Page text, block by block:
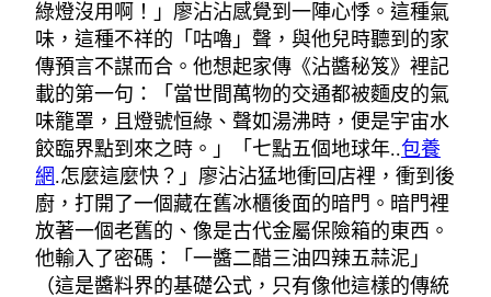
綠燈沒用啊！」廖沾沾感覺到一陣心悸。這種氣
味，這種不祥的「咕嚕」聲，與他兒時聽到的家
傳預言不謀而合。他想起家傳《沾醬秘笈》裡記
載的第一句：「當世間萬物的交通都被麵皮的氣
味籠罩，且燈號恒綠、聲如湯沸時，便是宇宙水
餃臨界點到來之時。」「七點五個地球年..包養
網.怎麼這麼快？」廖沾沾猛地衝回店裡，衝到後
廚，打開了一個藏在舊冰櫃後面的暗門。暗門裡
放著一個老舊的、像是古代金屬保險箱的東西。
他輸入了密碼：「一醬二醋三油四辣五蒜泥」
（這是醬料界的基礎公式，只有像他這樣的傳統